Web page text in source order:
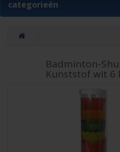
categorieën
Badminton-
Kunststof wit 6